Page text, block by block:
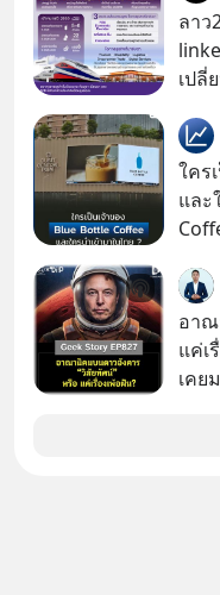
ลงทุ
หย่อ
สร้าง
อะไ
จะดี
เกี่ย
ลาว
เปลี่
ของ
ใคร
และ
แรก
อาณ
แค่เ
เคย
หรื